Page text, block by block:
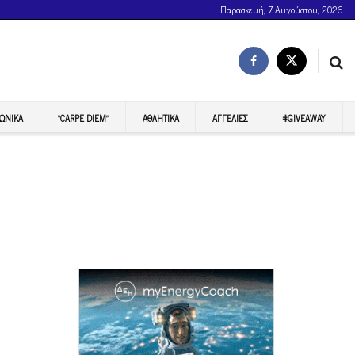
Παρασκευή, 7 Αυγούστου, 2026
“CARPE DIEM” ΑΘΛΗΤΙΚΆ ΑΓΓΕΛΊΕΣ #GIVEAWAY